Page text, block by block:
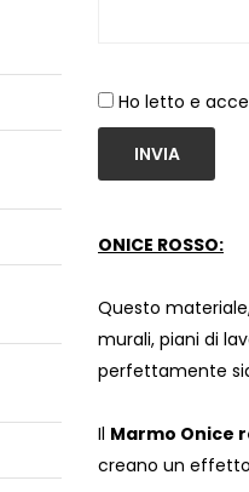
Ho letto e
INVIA
ONICE ROSSO:
Questo
murali, piani di
perfettamente
Il Marmo Onice
creano un